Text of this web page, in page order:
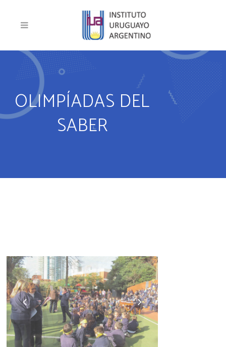
OLIMPÍADAS DEL
SABER